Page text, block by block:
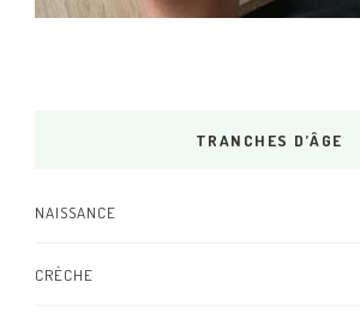
TRANCHES D’ÂGE
NAISSANCE
CRÈCHE